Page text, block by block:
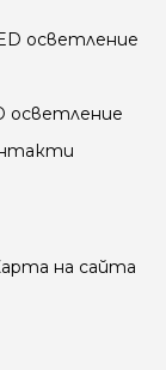
осветление
осветление
на сайта